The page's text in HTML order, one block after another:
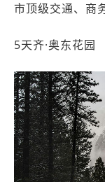
市顶级交通、商
5天齐·奥东花园